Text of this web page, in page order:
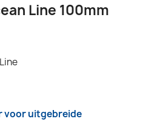
Line 100mm
voor uitgebreide